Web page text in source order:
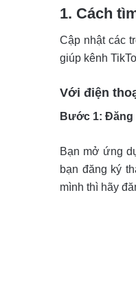
1. Cách
Cập nhật các
giúp kênh
Với điện
Bước 1: Đăng
Bạn mở ứng
bạn đăng ký
mình thì hãy